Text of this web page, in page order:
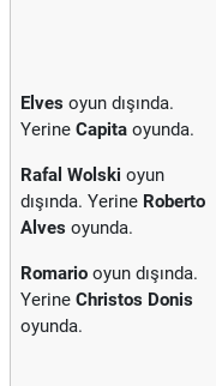
Elves oyun dışında.
Yerine Capita oyunda.
Rafal Wolski oyun
dışında. Yerine Roberto
Alves oyunda.
Romario oyun dışında.
Yerine Christos Donis
oyunda.